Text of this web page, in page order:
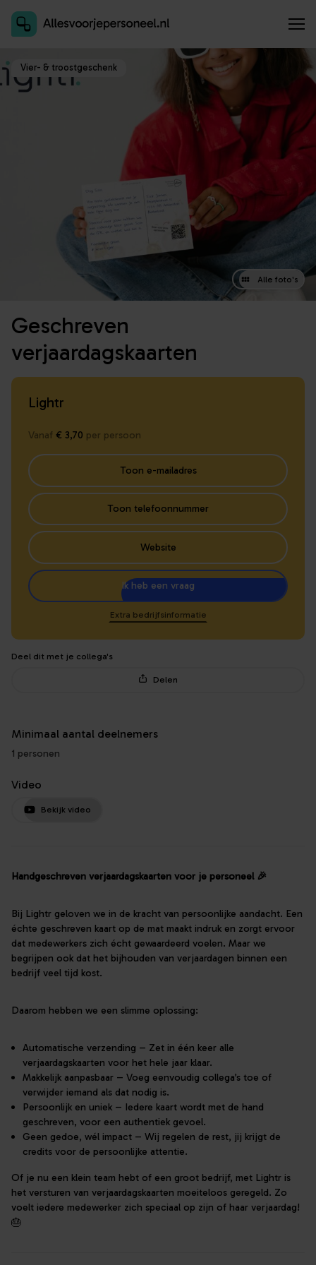
Vier- & troostgeschenk
Alle foto's
Geschreven
verjaardagskaarten
Minimaal aantal deelnemers
1 personen
Video
Bekijk video
Handgeschreven verjaardagskaarten voor je personeel 🎉
Bij Lightr geloven we in de kracht van persoonlijke aandacht. Een
échte geschreven kaart op de mat maakt indruk en zorgt ervoor
dat medewerkers zich écht gewaardeerd voelen. Maar we
begrijpen ook dat het bijhouden van verjaardagen binnen een
bedrijf veel tijd kost.
Daarom hebben we een slimme oplossing:
Automatische verzending – Zet in één keer alle
verjaardagskaarten voor het hele jaar klaar.
Makkelijk aanpasbaar – Voeg eenvoudig collega’s toe of
verwijder iemand als dat nodig is.
Persoonlijk en uniek – Iedere kaart wordt met de hand
geschreven, voor een authentiek gevoel.
Geen gedoe, wél impact – Wij regelen de rest, jij krijgt de
credits voor de persoonlijke attentie.
Of je nu een klein team hebt of een groot bedrijf, met Lightr is
het versturen van verjaardagskaarten moeiteloos geregeld. Zo
voelt iedere medewerker zich speciaal op zijn of haar verjaardag!
🎂
Lightr
Vanaf € 3,70 per persoon
Toon e-mailadres
Toon telefoonnummer
Website
Ik heb een vraag
Extra bedrijfsinformatie
Deel dit met je collega's
Delen